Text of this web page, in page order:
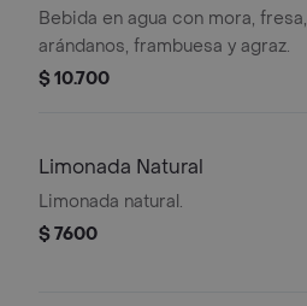
Bebida en agua con mora, fresa,
arándanos, frambuesa y agraz.
$ 10.700
Limonada Natural
Limonada natural.
$ 7600